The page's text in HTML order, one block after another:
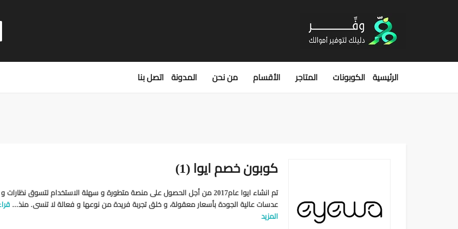
الرئيسية الكوبونات المتاجر الأقسام من نحن المدونة اتصل بنا
كوبون خصم ايوا (1)
تم انشاء ايوا عام2017 من أجل الحصول على منصة متطورة و سهلة الاستخدام لتسوق نظارات و
عدسات عالية الجودة بأسعار معقولة، و خلق تجربة فريدة من نوعها و فعالة لا تنسى. منذ...
المزيد